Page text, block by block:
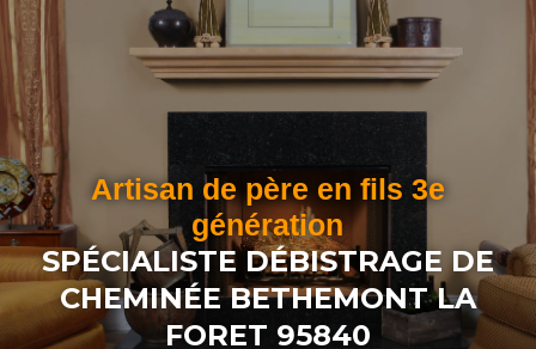
Artisan de père en fils 3e
génération
SPÉCIALISTE DÉBISTRAGE DE
CHEMINÉE BETHEMONT LA
FORET 95840